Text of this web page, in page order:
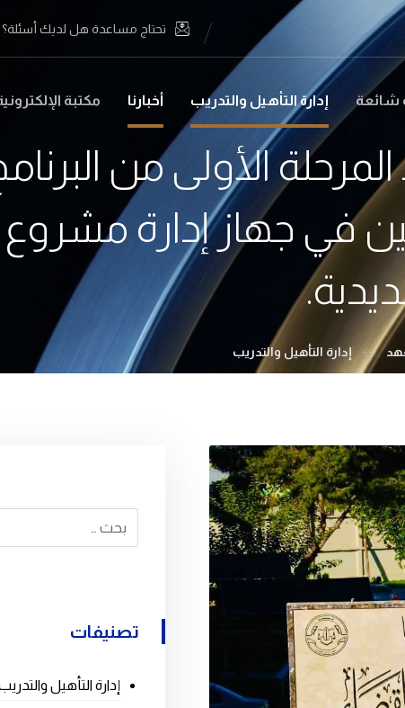
تحتاج مساعدة هل لديك أسئلة؟
شائعة إدارة التأهيل والتدريب أخبارنا مكتبة
الأولى من
في جهاز إدارة
إدارة التأهيل والتدريب
تصنيفات
إدارة التأهيل